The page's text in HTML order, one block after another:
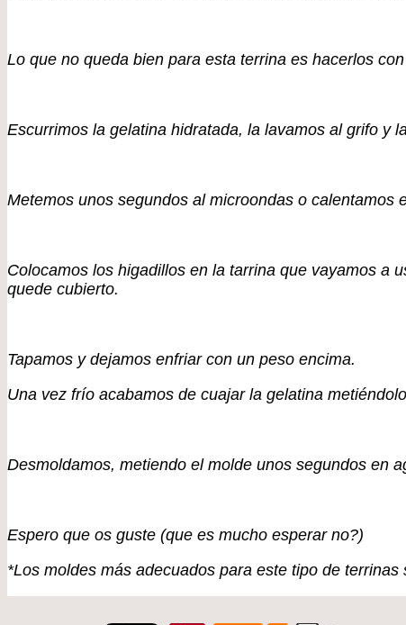
Lo que no queda bien para esta terrina es hacerlos
Escurrimos la gelatina hidratada, la lavamos al grifo y
Metemos unos segundos al microondas o calentamos
Colocamos los higadillos en la tarrina que vayamos a
quede cubierto.
Tapamos y dejamos enfriar con un peso encima.
Una vez frío acabamos de cuajar la gelatina
Desmoldamos, metiendo el molde unos segundos en
Espero que os guste (que es mucho esperar no?)
*Los moldes más adecuados para este tipo de